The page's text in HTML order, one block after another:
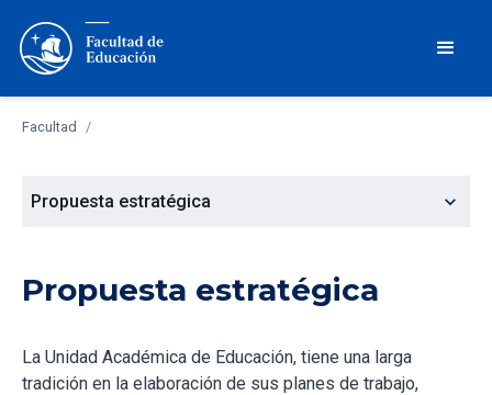
Facultad /
Propuesta estratégica expand_more
Propuesta estratégica
La Unidad Académica de Educación, tiene una larga
tradición en la elaboración de sus planes de trabajo,